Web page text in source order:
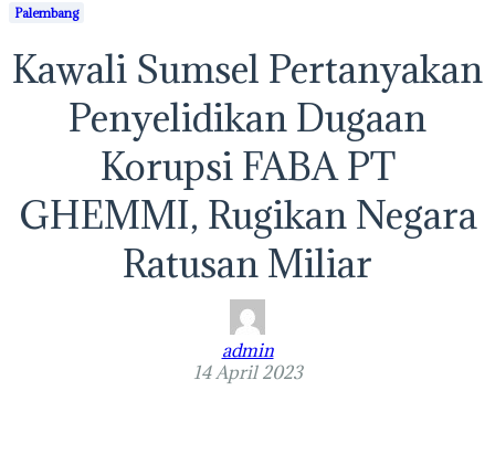
Palembang
Kawali Sumsel Pertanyakan
Penyelidikan Dugaan
Korupsi FABA PT
GHEMMI, Rugikan Negara
Ratusan Miliar
admin
14 April 2023